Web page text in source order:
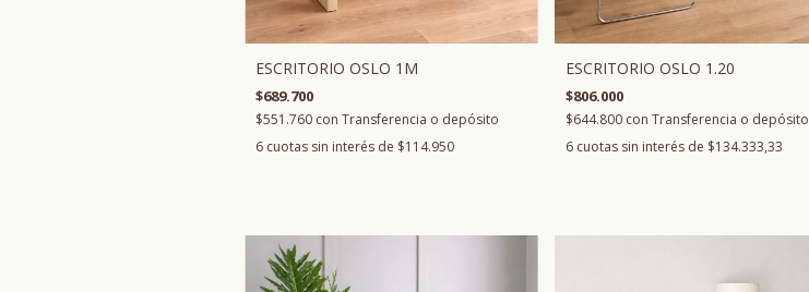
ESCRITORIO OSLO 1M
$689.700
$551.760 con Transferencia o depósito
6 cuotas sin interés de $114.950
ESCRITORIO OSLO 1.20
$806.000
$644.800 con Transferencia o depósito
6 cuotas sin interés de $134.333,33